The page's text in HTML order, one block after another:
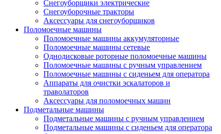
Снегоуборщики электрические
Снегоуборочные тракторы
Аксессуары для снегоуборщиков
Поломоечные машины
Поломоечные машины аккумуляторные
Поломоечные машины сетевые
Однодисковые роторные поломоечные машины
Поломоечные машины с ручным управлением
Поломоечные машины с сиденьем для оператора
Аппараты для очистки эскалаторов и
траволаторов
Аксессуары для поломоечных машин
Подметальные машины
Подметальные машины с ручным управлением
Подметальные машины с сиденьем для оператора